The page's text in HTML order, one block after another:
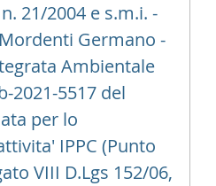
21/2004 e s.m.i. -
Germano -
Ambientale
2021-5517 del
per lo
IPPC (Punto
VIII D.Lgs 152/06,